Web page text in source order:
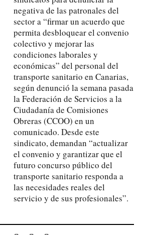
negativa de las patronales del
sector a “firmar un acuerdo que
permita desbloquear el convenio
colectivo y mejorar las
condiciones laborales y
económicas” del personal del
transporte sanitario en Canarias,
según denunció la semana pasada
la Federación de Servicios a la
Ciudadanía de Comisiones
Obreras (CCOO) en un
comunicado. Desde este
sindicato, demandan “actualizar
el convenio y garantizar que el
futuro concurso público del
transporte sanitario responda a
las necesidades reales del
servicio y de sus profesionales”.